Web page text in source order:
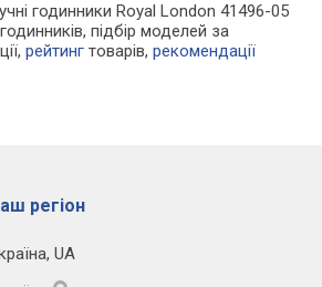
годинники Royal London 41496-05
підбір моделей за
рейтинг товарів,рекомендації
регіон
, UA